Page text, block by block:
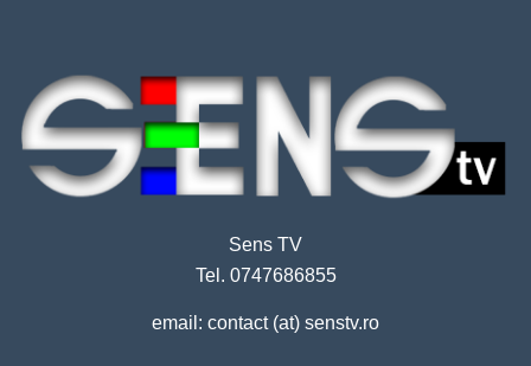
Sens TV
Tel. 0747686855
email: contact (at) senstv.ro